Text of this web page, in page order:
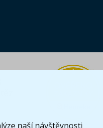
naší návštěvnosti